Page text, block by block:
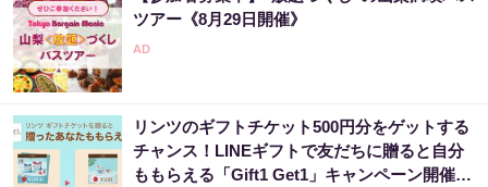
ツアー《8月29日開催》
リンツのギフトチケット500円分をゲットする
チャンス！LINEギフトで友だちに贈ると自分
ももらえる「Gift1 Get1」キャンペーン開催